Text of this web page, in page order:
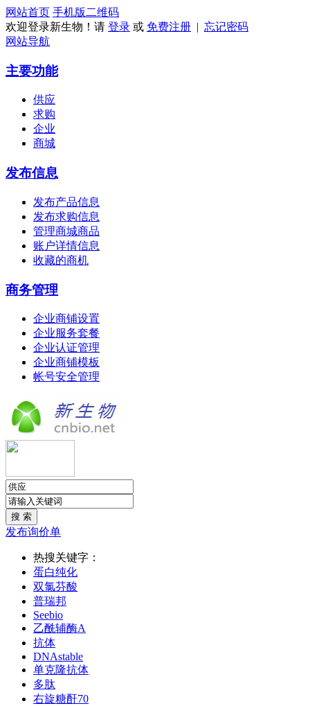
网站首页 手机版 二维码
欢迎登录新生物！请 登录 或 免费注册 | 忘记密码
网站导航
主要功能
供应
求购
企业
商城
发布信息
发布产品信息
发布求购信息
管理商城商品
账户详情信息
收藏的商机
商务管理
企业商铺设置
企业服务套餐
企业认证管理
企业商铺模板
帐号安全管理
发布询价单
热搜关键字：
蛋白纯化
双氯芬酸
普瑞邦
Seebio
乙酰辅酶A
抗体
DNAstable
单克隆抗体
多肽
右旋糖酐70